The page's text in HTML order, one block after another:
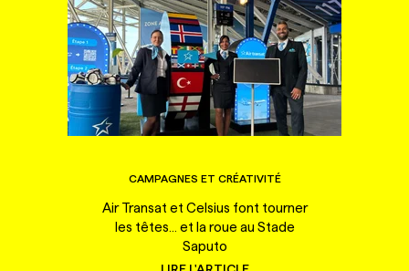
CAMPAGNES ET CRÉATIVITÉ
Air Transat et Celsius font tourner
les têtes... et la roue au Stade
Saputo